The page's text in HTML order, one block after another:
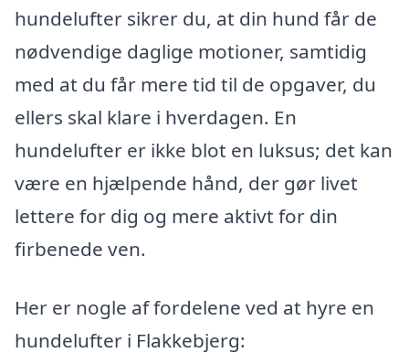
hundelufter sikrer du, at din hund får de
nødvendige daglige motioner, samtidig
med at du får mere tid til de opgaver, du
ellers skal klare i hverdagen. En
hundelufter er ikke blot en luksus; det kan
være en hjælpende hånd, der gør livet
lettere for dig og mere aktivt for din
firbenede ven.
Her er nogle af fordelene ved at hyre en
hundelufter i Flakkebjerg: